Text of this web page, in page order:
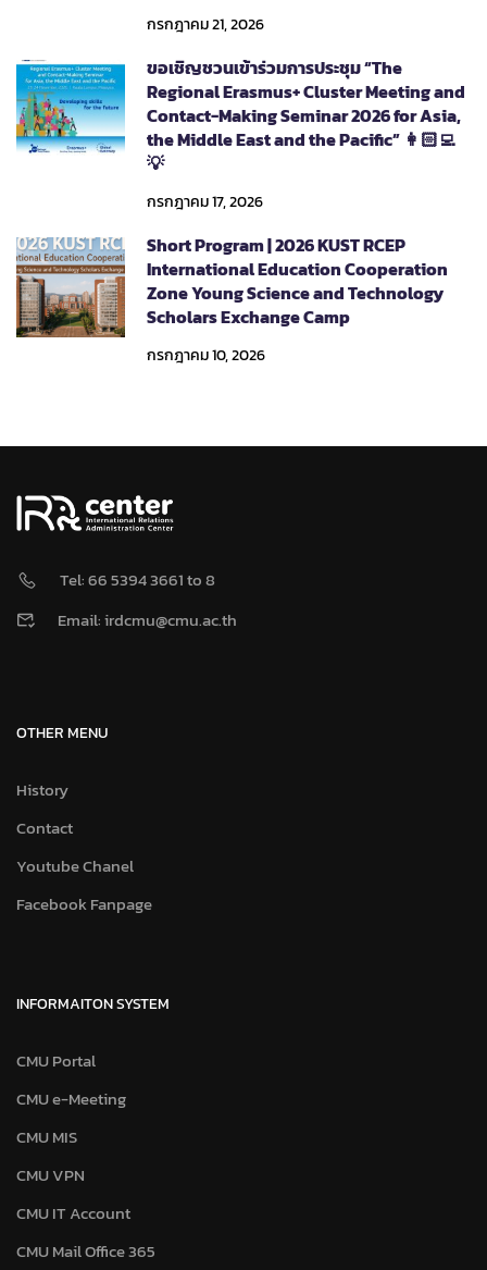
กรกฎาคม 21, 2026
ขอเชิญชวนเข้าร่วมการประชุม “The
Regional Erasmus+ Cluster Meeting and
Contact-Making Seminar 2026 for Asia,
the Middle East and the Pacific” 👩🏻‍💻
💡
กรกฎาคม 17, 2026
Short Program | 2026 KUST RCEP
International Education Cooperation
Zone Young Science and Technology
Scholars Exchange Camp
กรกฎาคม 10, 2026
Tel: 66 5394 3661 to 8
Email: irdcmu@cmu.ac.th
OTHER MENU
History
Contact
Youtube Chanel
Facebook Fanpage
INFORMAITON SYSTEM
CMU Portal
CMU e-Meeting
CMU MIS
CMU VPN
CMU IT Account
CMU Mail Office 365